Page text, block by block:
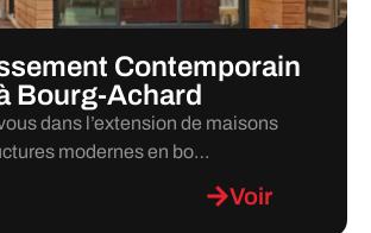
Contemporain
Bourg-Achard
dans l’extension de maisons
modernes en bo…
Voir